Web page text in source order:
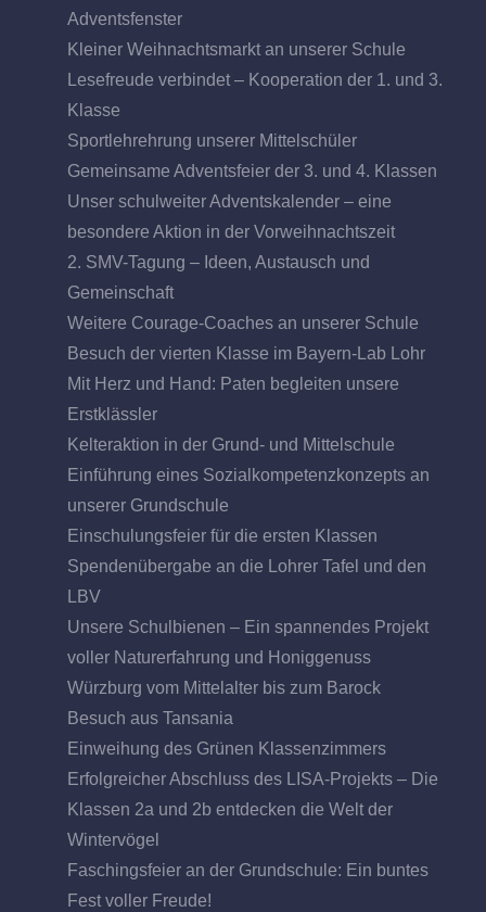
Adventsfenster
Kleiner Weihnachtsmarkt an unserer Schule
Lesefreude verbindet – Kooperation der 1. und 3.
Klasse
Sportlehrehrung unserer Mittelschüler
Gemeinsame Adventsfeier der 3. und 4. Klassen
Unser schulweiter Adventskalender – eine
besondere Aktion in der Vorweihnachtszeit
2. SMV-Tagung – Ideen, Austausch und
Gemeinschaft
Weitere Courage-Coaches an unserer Schule
Besuch der vierten Klasse im Bayern-Lab Lohr
Mit Herz und Hand: Paten begleiten unsere
Erstklässler
Kelteraktion in der Grund- und Mittelschule
Einführung eines Sozialkompetenzkonzepts an
unserer Grundschule
Einschulungsfeier für die ersten Klassen
Spendenübergabe an die Lohrer Tafel und den
LBV
Unsere Schulbienen – Ein spannendes Projekt
voller Naturerfahrung und Honiggenuss
Würzburg vom Mittelalter bis zum Barock
Besuch aus Tansania
Einweihung des Grünen Klassenzimmers
Erfolgreicher Abschluss des LISA-Projekts – Die
Klassen 2a und 2b entdecken die Welt der
Wintervögel
Faschingsfeier an der Grundschule: Ein buntes
Fest voller Freude!